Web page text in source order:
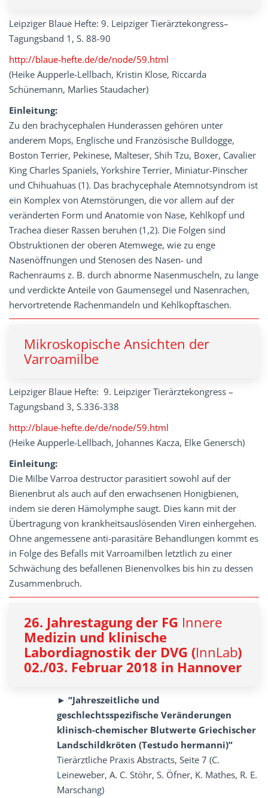
Leipziger Blaue Hefte: 9. Leipziger Tierärztekongress–
Tagungsband 1, S. 88-90
http://blaue-hefte.de/de/node/59.html
(Heike Aupperle-Lellbach, Kristin Klose, Riccarda
Schünemann, Marlies Staudacher)
Einleitung:
Zu den brachycephalen Hunderassen gehören unter
anderem Mops, Englische und Französische Bulldogge,
Boston Terrier, Pekinese, Malteser, Shih Tzu, Boxer, Cavalier
King Charles Spaniels, Yorkshire Terrier, Miniatur-Pinscher
und Chihuahuas (1). Das brachycephale Atemnotsyndrom ist
ein Komplex von Atemstörungen, die vor allem auf der
veränderten Form und Anatomie von Nase, Kehlkopf und
Trachea dieser Rassen beruhen (1,2). Die Folgen sind
Obstruktionen der oberen Atemwege, wie zu enge
Nasenöffnungen und Stenosen des Nasen- und
Rachenraums z. B. durch abnorme Nasenmuscheln, zu lange
und verdickte Anteile von Gaumensegel und Nasenrachen,
hervortretende Rachenmandeln und Kehlkopftaschen.
Mikroskopische Ansichten der
Varroamilbe
Leipziger Blaue Hefte: 9. Leipziger Tierärztekongress –
Tagungsband 3, S.336-338
http://blaue-hefte.de/de/node/59.html
(Heike Aupperle-Lellbach, Johannes Kacza, Elke Genersch)
Einleitung:
Die Milbe Varroa destructor parasitiert sowohl auf der
Bienenbrut als auch auf den erwachsenen Honigbienen,
indem sie deren Hämolymphe saugt. Dies kann mit der
Übertragung von krankheitsauslösenden Viren einhergehen.
Ohne angemessene anti-parasitäre Behandlungen kommt es
in Folge des Befalls mit Varroamilben letztlich zu einer
Schwächung des befallenen Bienenvolkes bis hin zu dessen
Zusammenbruch.
26. Jahrestagung der FG Innere
Medizin und klinische
Labordiagnostik der DVG (InnLab)
02./03. Februar 2018 in Hannover
► “Jahreszeitliche und
geschlechtsspezifische Veränderungen
klinisch-chemischer Blutwerte Griechischer
Landschildkröten (Testudo hermanni)”
Tierärztliche Praxis Abstracts, Seite 7 (C.
Leineweber, A. C. Stöhr, S. Öfner, K. Mathes, R. E.
Marschang)